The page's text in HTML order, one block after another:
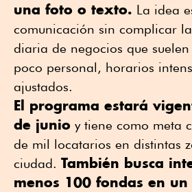
una foto o texto. La idea
comunicación sin complicar
diaria de negocios que
poco personal, horarios
ajustados.
El programa estará
de junio y tiene como meta
de mil locatarios en distintas
ciudad. También busca
menos 100 fondas en